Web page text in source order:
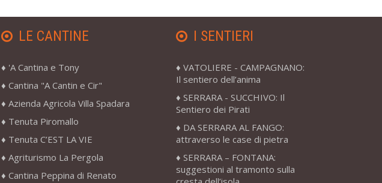
LE CANTINE
'A Cantina e Tony
Cantina "A Cantin e Cir"
Azienda Agricola Villa Spadara
Tenuta Piromallo
Tenuta C’EST LA VIE
Agriturismo La Pergola
Cantina Peppina di Renato
I SENTIERI
VATOLIERE - CAMPAGNANO:
Il sentiero dell’anima
SERRARA - SUCCHIVO: Il
Sentiero dei Pirati
DA SERRARA AL FANGO:
attraverso le case di pietra
SERRARA – FONTANA:
suggestioni al tramonto sulla